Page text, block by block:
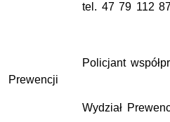
tel. 47 79 112
Policjant
Prewencji
Wydział Prewencji